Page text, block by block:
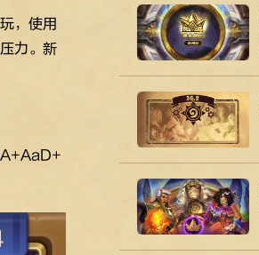
，使用
力。新